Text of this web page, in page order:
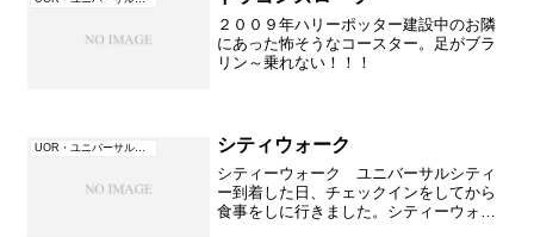
ザ・フューチ...
２００９年ハリーポッター建設中のお隣
にあった怖そうなコースター。足がブラ
リン～乗れない！！！
UOR・ユニバーサル・オーランド（フロリダ） シティウォーク
シティーウォーク ユニバーサルシティ
ー到着した日、チェックインをしてから
食事をしに行きました。シティーウォー